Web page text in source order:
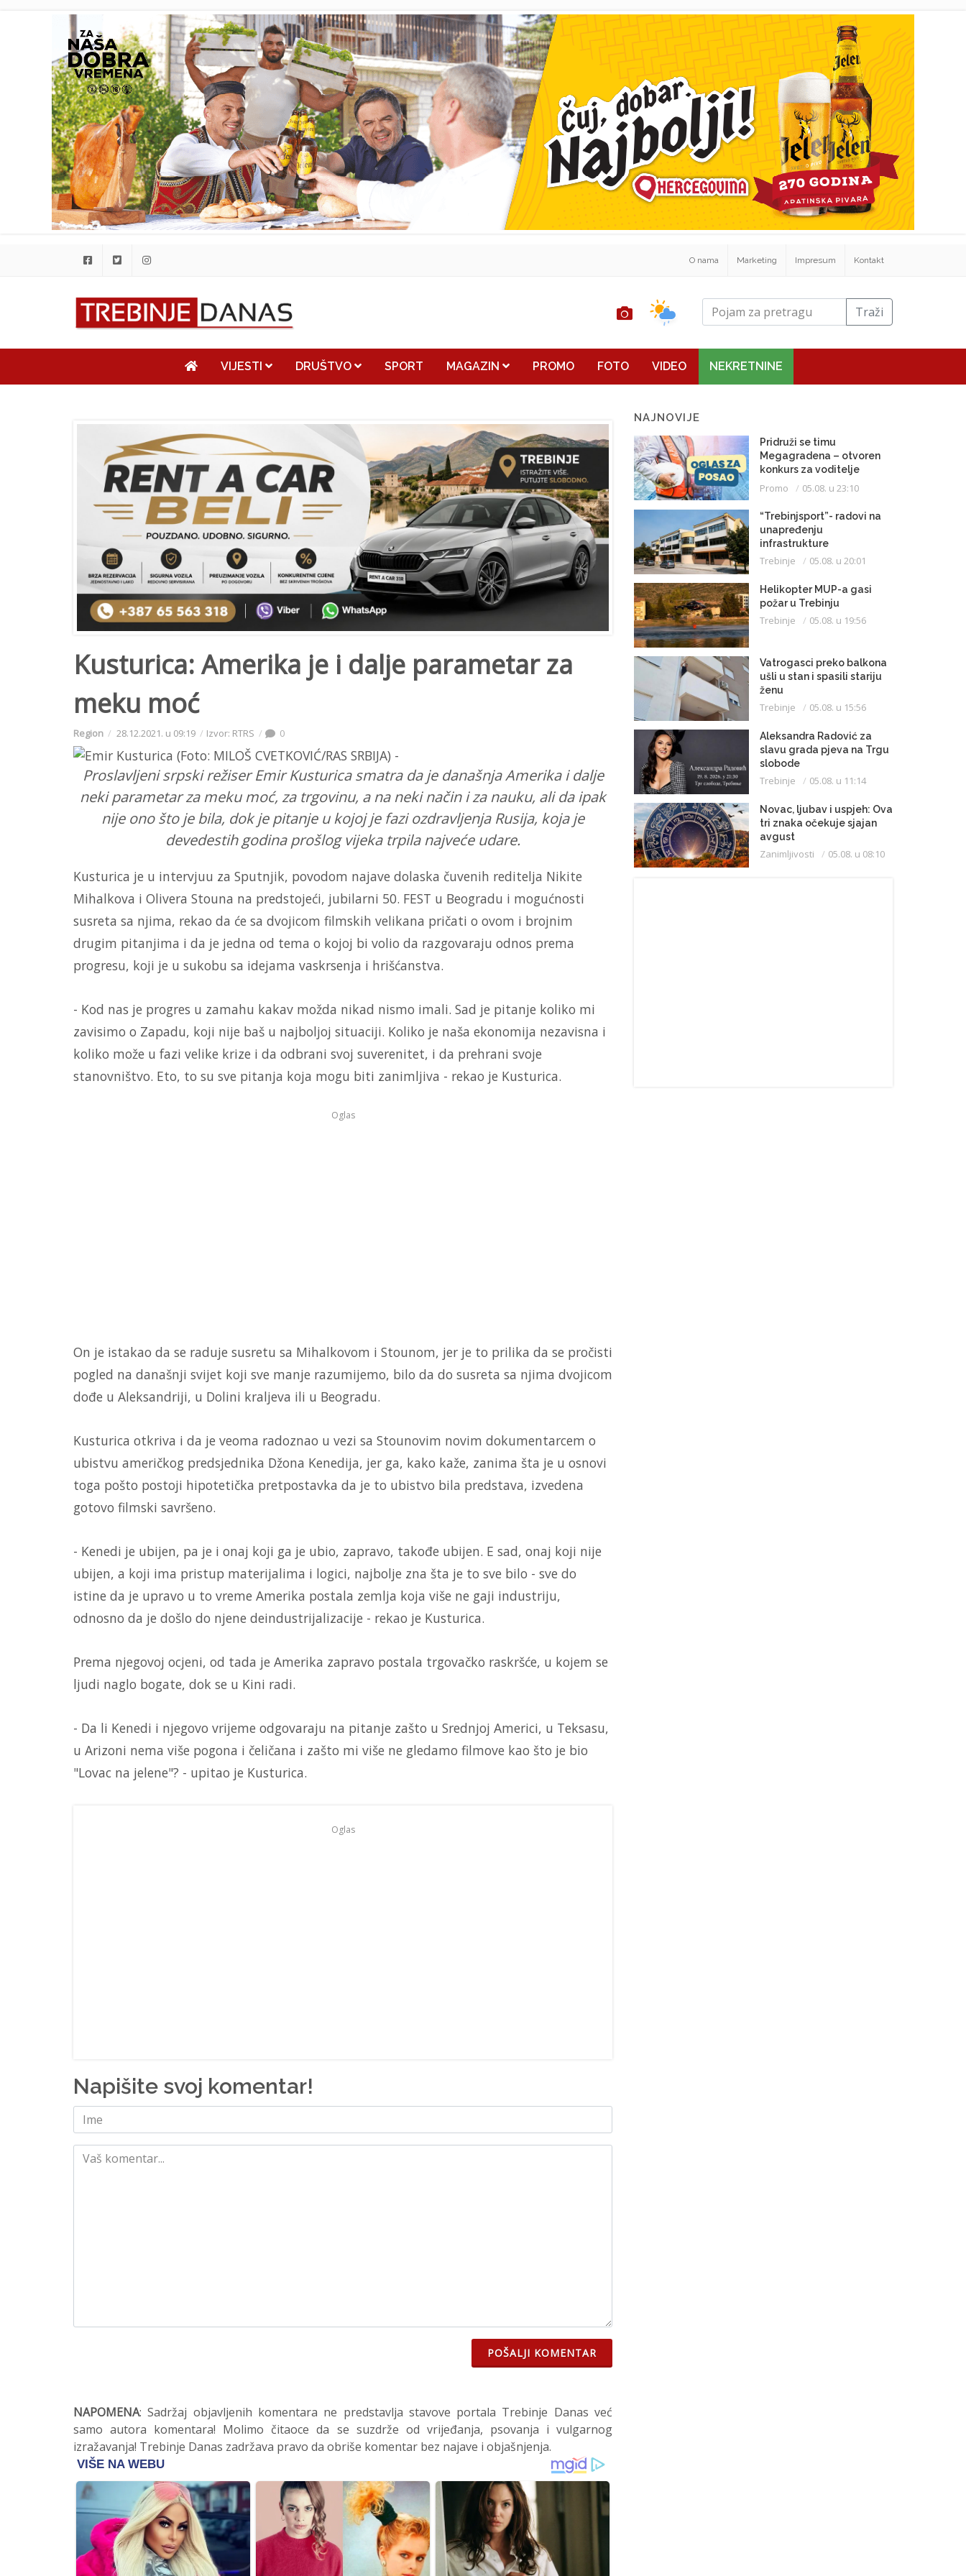
O nama Marketing Impresum Kontakt
Traži
VIJESTI DRUŠTVO SPORT MAGAZIN PROMO FOTO VIDEO NEKRETNINE
Kusturica: Amerika je i dalje parametar za
meku moć
Region 28.12.2021. u 09:19 Izvor: RTRS 0
Proslavljeni srpski režiser Emir Kusturica smatra da je današnja Amerika i dalje
neki parametar za meku moć, za trgovinu, a na neki način i za nauku, ali da ipak
nije ono što je bila, dok je pitanje u kojoj je fazi ozdravljenja Rusija, koja je
devedestih godina prošlog vijeka trpila najveće udare.
Kusturica je u intervjuu za Sputnjik, povodom najave dolaska čuvenih reditelja Nikite
Mihalkova i Olivera Stouna na predstojeći, jubilarni 50. FEST u Beogradu i mogućnosti
susreta sa njima, rekao da će sa dvojicom filmskih velikana pričati o ovom i brojnim
drugim pitanjima i da je jedna od tema o kojoj bi volio da razgovaraju odnos prema
progresu, koji je u sukobu sa idejama vaskrsenja i hrišćanstva.
- Kod nas je progres u zamahu kakav možda nikad nismo imali. Sad je pitanje koliko mi
zavisimo o Zapadu, koji nije baš u najboljoj situaciji. Koliko je naša ekonomija nezavisna i
koliko može u fazi velike krize i da odbrani svoj suverenitet, i da prehrani svoje
stanovništvo. Eto, to su sve pitanja koja mogu biti zanimljiva - rekao je Kusturica.
Oglas
On je istakao da se raduje susretu sa Mihalkovom i Stounom, jer je to prilika da se pročisti
pogled na današnji svijet koji sve manje razumijemo, bilo da do susreta sa njima dvojicom
dođe u Aleksandriji, u Dolini kraljeva ili u Beogradu.
Kusturica otkriva i da je veoma radoznao u vezi sa Stounovim novim dokumentarcem o
ubistvu američkog predsjednika Džona Kenedija, jer ga, kako kaže, zanima šta je u osnovi
toga pošto postoji hipotetička pretpostavka da je to ubistvo bila predstava, izvedena
gotovo filmski savršeno.
- Kenedi je ubijen, pa je i onaj koji ga je ubio, zapravo, takođe ubijen. E sad, onaj koji nije
ubijen, a koji ima pristup materijalima i logici, najbolje zna šta je to sve bilo - sve do
istine da je upravo u to vreme Amerika postala zemlja koja više ne gaji industriju,
odnosno da je došlo do njene deindustrijalizacije - rekao je Kusturica.
Prema njegovoj ocjeni, od tada je Amerika zapravo postala trgovačko raskršće, u kojem se
ljudi naglo bogate, dok se u Kini radi.
- Da li Kenedi i njegovo vrijeme odgovaraju na pitanje zašto u Srednjoj Americi, u Teksasu,
u Arizoni nema više pogona i čeličana i zašto mi više ne gledamo filmove kao što je bio
"Lovac na jelene"? - upitao je Kusturica.
Oglas
Napišite svoj komentar!
POŠALJI KOMENTAR
NAPOMENA: Sadržaj objavljenih komentara ne predstavlja stavove portala Trebinje Danas već
samo autora komentara! Molimo čitaoce da se suzdrže od vrijeđanja, psovanja i vulgarnog
izražavanja! Trebinje Danas zadržava pravo da obriše komentar bez najave i objašnjenja.
NAJNOVIJE
Pridruži se timu
Megagradena – otvoren
konkurs za voditelje
gradilišta
Promo 05.08. u 23:10
“Trebinjsport”- radovi na
unapređenju
infrastrukture
Trebinje 05.08. u 20:01
Helikopter MUP-a gasi
požar u Trebinju
Trebinje 05.08. u 19:56
Vatrogasci preko balkona
ušli u stan i spasili stariju
ženu
Trebinje 05.08. u 15:56
Aleksandra Radović za
slavu grada pjeva na Trgu
slobode
Trebinje 05.08. u 11:14
Novac, ljubav i uspjeh: Ova
tri znaka očekuje sjajan
avgust
Zanimljivosti 05.08. u 08:10